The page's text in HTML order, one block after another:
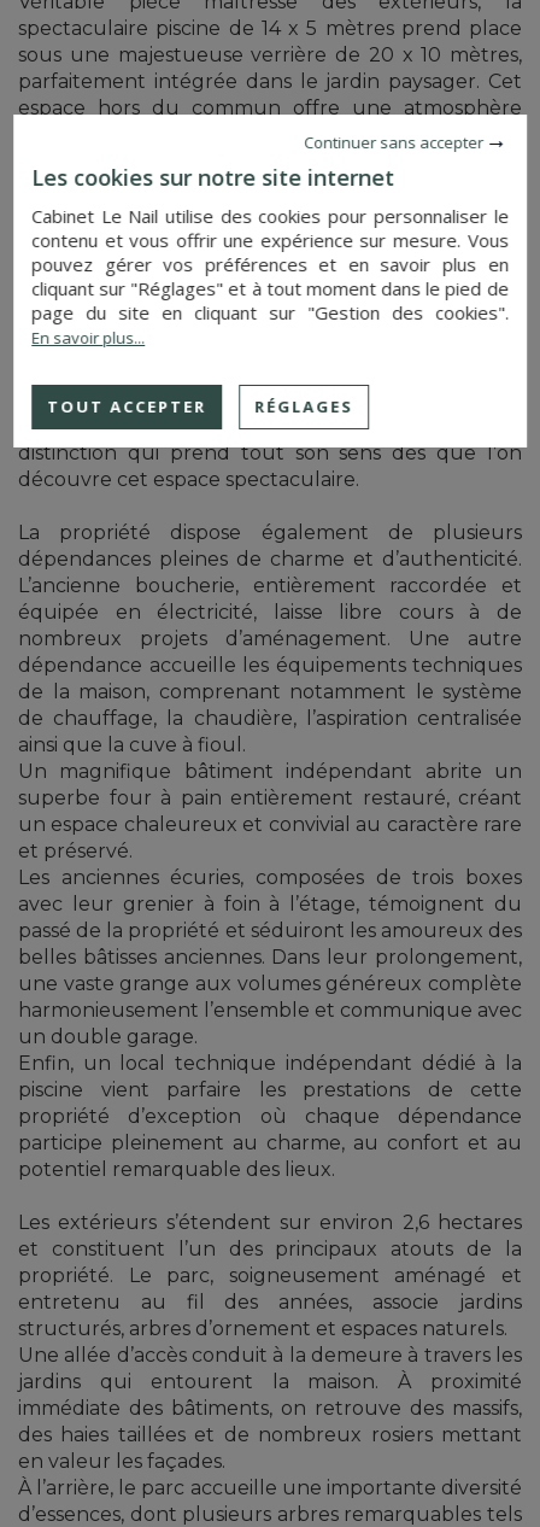
spectaculaire piscine de 14 x 5 mètres prend place
sous une majestueuse verrière de 20 x 10 mètres,
parfaitement intégrée dans le jardin paysager. Cet
espace hors du commun offre une atmosphère
unique, baignée de lumière naturelle grâce à ses
ouvrantes permettant de profiter pleinement des
beaux jours. Les larges baies vitrées créent une
continuité harmonieuse entre intérieur et
extérieur, transformant ce lieu en un véritable
espace de détente et de réception. Des sanitaires,
douche, lavabo, WC ainsi que des rangements
intégrés viennent compléter ce confort
été récompensée lors d’un concours de piscinistes
parmi les plus belles piscines de France, une
distinction qui prend tout son sens dès que l’on
découvre cet espace spectaculaire.
La propriété dispose également de plusieurs
dépendances pleines de charme et d’authenticité.
L’ancienne boucherie, entièrement raccordée et
équipée en électricité, laisse libre cours à de
nombreux projets d’aménagement. Une autre
dépendance accueille les équipements techniques
de la maison, comprenant notamment le système
de chauffage, la chaudière, l’aspiration centralisée
ainsi que la cuve à fioul.
Un magnifique bâtiment indépendant abrite un
superbe four à pain entièrement restauré, créant
un espace chaleureux et convivial au caractère rare
et préservé.
Les anciennes écuries, composées de trois boxes
avec leur grenier à foin à l’étage, témoignent du
passé de la propriété et séduiront les amoureux des
belles bâtisses anciennes. Dans leur prolongement,
une vaste grange aux volumes généreux complète
harmonieusement l’ensemble et communique avec
un double garage.
Enfin, un local technique indépendant dédié à la
piscine vient parfaire les prestations de cette
propriété d’exception où chaque dépendance
participe pleinement au charme, au confort et au
potentiel remarquable des lieux.
Les extérieurs s’étendent sur environ 2,6 hectares
et constituent l’un des principaux atouts de la
propriété. Le parc, soigneusement aménagé et
entretenu au fil des années, associe jardins
structurés, arbres d’ornement et espaces naturels.
Une allée d’accès conduit à la demeure à travers les
jardins qui entourent la maison. À proximité
immédiate des bâtiments, on retrouve des massifs,
des haies taillées et de nombreux rosiers mettant
en valeur les façades.
À l’arrière, le parc accueille une importante diversité
d’essences, dont plusieurs arbres remarquables tels
Continuer sans accepter
Les cookies sur notre site internet
Cabinet Le Nail utilise des cookies pour personnaliser le
contenu et vous offrir une expérience sur mesure. Vous
pouvez gérer vos préférences et en savoir plus en
cliquant sur "Réglages" et à tout moment dans le pied de
page du site en cliquant sur "Gestion des cookies".
En savoir plus...
TOUT ACCEPTER RÉGLAGES